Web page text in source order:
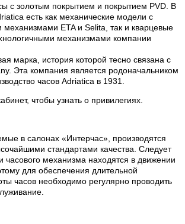
с золотым покрытием и покрытием PVD. В
есть как механические модели с
механизмами ETA и Selita, так и кварцевые
механизмами компании
марка, история которой тесно связана с
Эта компания является родоначальником
часов Adriatica в 1931.
чтобы узнать о привилегиях.
в салонах «Интерчас», производятся
стандартами качества. Следует
часового механизма находятся в движении
для обеспечения длительной
часов необходимо регулярно проводить